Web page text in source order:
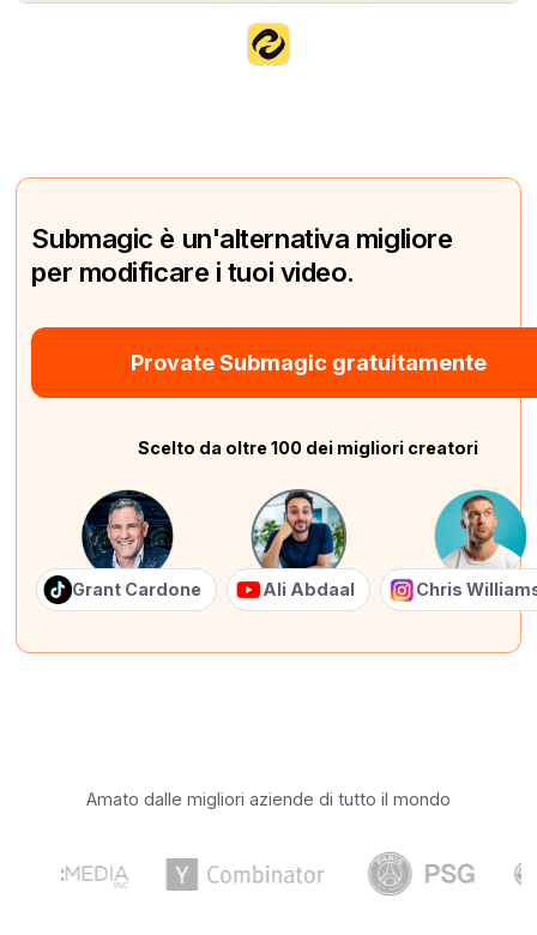
Submagic è un'alternativa migliore
per modificare i tuoi video.
Provate Submagic gratuitamente
Scelto da oltre 100 dei migliori creatori
Grant Cardone Ali Abdaal Chris
Amato dalle migliori aziende di tutto il mondo